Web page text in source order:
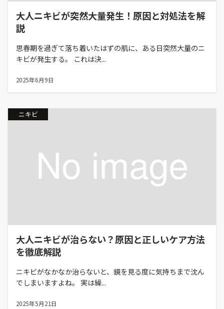
大人ニキビが突然大量発生！原因と対処法を解
説
思春期を過ぎて落ち着いたはずの肌に、ある日突然大量のニ
キビが発生する。 これは決...
2025年6月9日
ニキビ
大人ニキビが治らない？原因と正しいケア方法
を徹底解説
ニキビがなかなか治らないと、鏡を見る度に気持ちまで沈ん
でしまいますよね。 実は繰...
2025年5月21日